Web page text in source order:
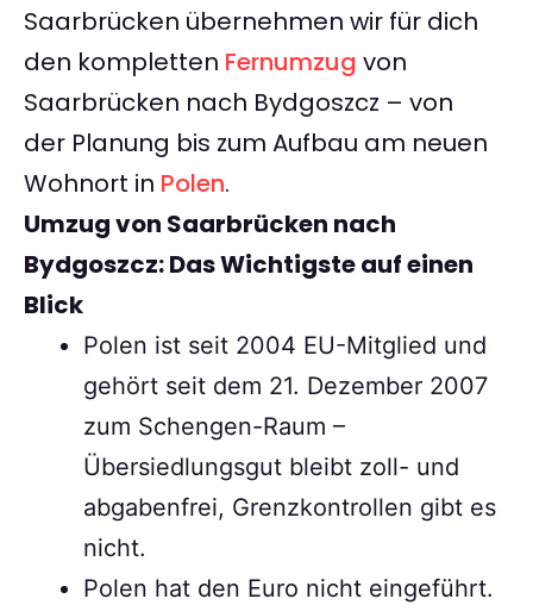
Saarbrücken übernehmen wir für dich
den kompletten Fernumzug von
Saarbrücken nach Bydgoszcz – von
der Planung bis zum Aufbau am neuen
Wohnort in Polen.
Umzug von Saarbrücken nach
Bydgoszcz: Das Wichtigste auf einen
Blick
Polen ist seit 2004 EU-Mitglied und
gehört seit dem 21. Dezember 2007
zum Schengen-Raum –
Übersiedlungsgut bleibt zoll- und
abgabenfrei, Grenzkontrollen gibt es
nicht.
Polen hat den Euro nicht eingeführt.